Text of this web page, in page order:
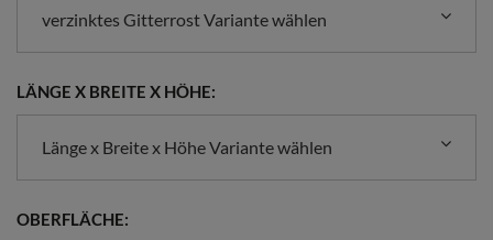
verzinktes Gitterrost Variante wählen
LÄNGE X BREITE X HÖHE:
Länge x Breite x Höhe Variante wählen
OBERFLÄCHE: